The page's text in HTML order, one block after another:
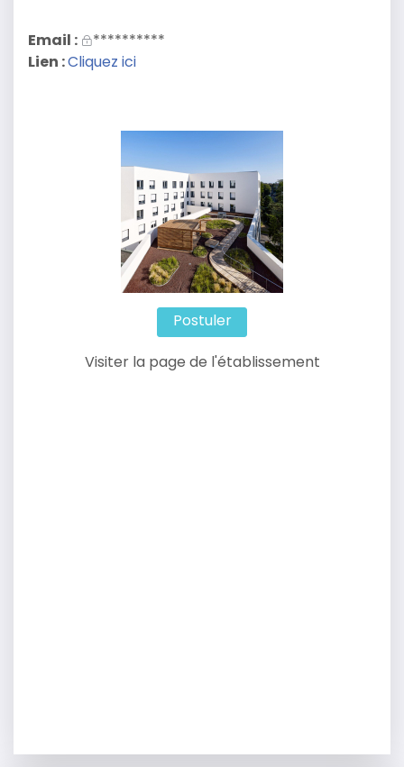
Email :
**********
Lien :Cliquez ici
Postuler
Visiter la page de l'établissement